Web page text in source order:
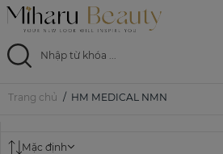
Trang chủ
Trang chủ HM MEDICAL NMN
Mặc định